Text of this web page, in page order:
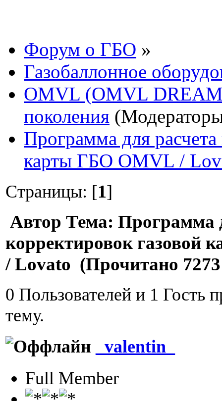
Форум о ГБО »
Газобаллонное
OMVL (OMVL
поколения
Программа для расчета
карты ГБО OMVL /
Страницы: [1]
Автор Тема: Программа
корректировок газовой
/ Lovato (Прочитано 7273
0 Пользователей и 1 Гость
тему.
_valentin_
Full Member